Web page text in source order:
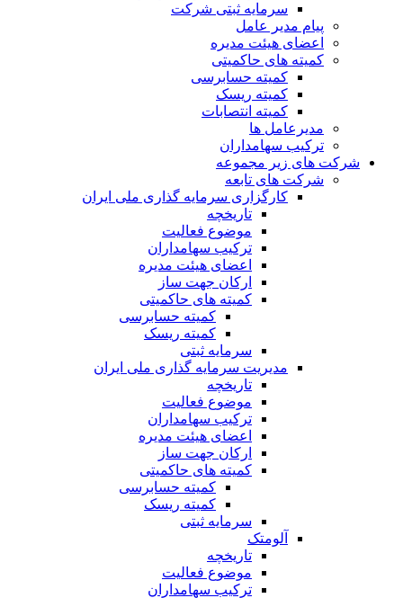
سرمایه ثبتی شرکت
پیام مدیر عامل
اعضای هیئت مدیره
کمیته های حاکمیتی
کمیته حسابرسی
کمیته ریسک
کمیته انتصابات
مدیرعامل ها
ترکیب سهامداران
شرکت های زیر مجموعه
شرکت های تابعه
کارگزاری سرمایه گذاری ملی ایران
تاریخچه
موضوع فعالیت
ترکیب سهامداران
اعضای هیئت مدیره
ارکان جهت ساز
کمیته های حاکمیتی
کمیته حسابرسی
کمیته ریسک
سرمایه ثبتی
مدیریت سرمایه گذاری ملی ایران
تاریخچه
موضوع فعالیت
ترکیب سهامداران
اعضای هیئت مدیره
ارکان جهت ساز
کمیته های حاکمیتی
کمیته حسابرسی
کمیته ریسک
سرمایه ثبتی
آلومتک
تاریخچه
موضوع فعالیت
ترکیب سهامداران